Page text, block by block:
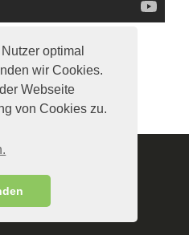
optimal
wir Cookies.
Webseite
von Cookies zu.